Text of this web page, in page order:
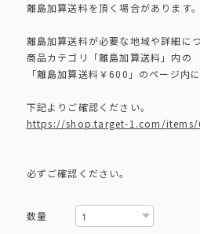
離島加算送料を頂く場合があります。
離島加算送料が必要な地域や詳細につ
商品カテゴリ「離島加算送料」内の
「離島加算送料￥600」のページ内
下記よりご確認ください。
https://shop.target-1.com/items/
必ずご確認ください。
数量